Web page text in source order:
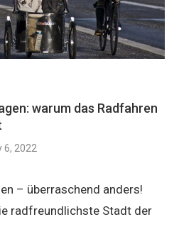
warum das Radfahren
6, 2022
– überraschend anders!
radfreundlichste Stadt der